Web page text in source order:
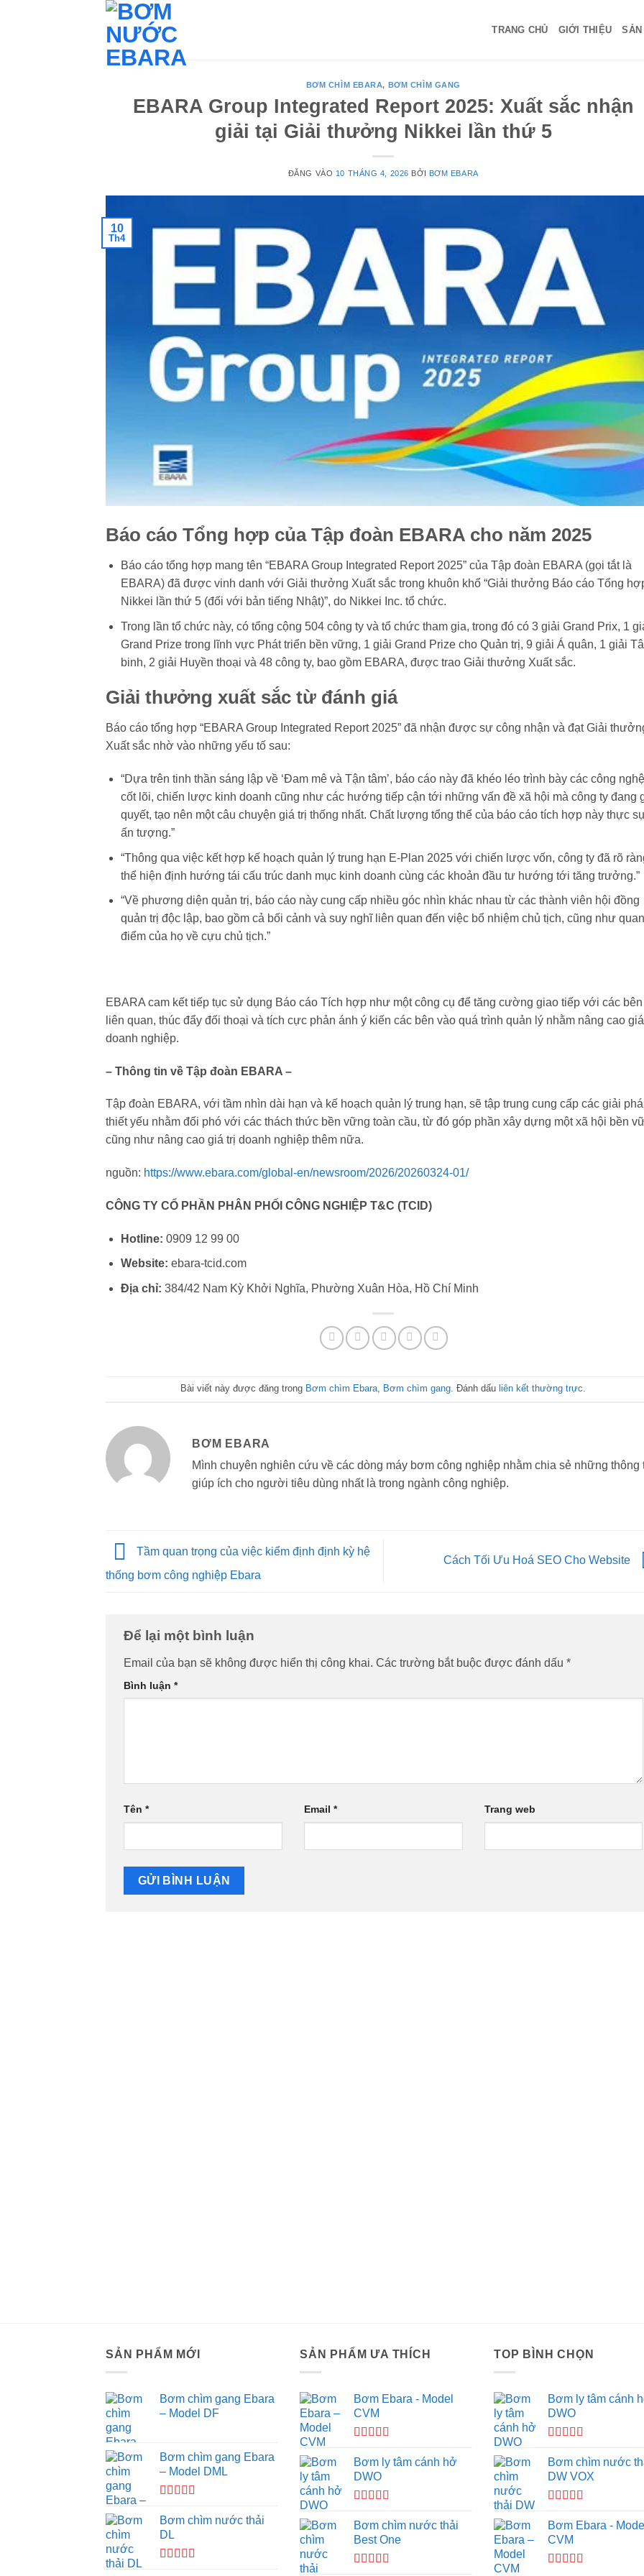
TRANG CHỦ GIỚI THIỆU SẢN
BƠM CHÌM EBARA, BƠM CHÌM GANG
EBARA Group Integrated Report 2025: Xuất sắc nhận
giải tại Giải thưởng Nikkei lần thứ 5
ĐĂNG VÀO 10 THÁNG 4, 2026 BỞI BƠM EBARA
10
Th4
Báo cáo Tổng hợp của Tập đoàn EBARA cho năm 2025
Báo cáo tổng hợp mang tên “EBARA Group Integrated Report 2025” của Tập đoàn EBARA (gọi tắt là
EBARA) đã được vinh danh với Giải thưởng Xuất sắc trong khuôn khổ “Giải thưởng Báo cáo Tổng
Nikkei lần thứ 5 (đối với bản tiếng Nhật)”, do Nikkei Inc. tổ chức.
Trong lần tổ chức này, có tổng cộng 504 công ty và tổ chức tham gia, trong đó có 3 giải Grand Prix, 1
Grand Prize trong lĩnh vực Phát triển bền vững, 1 giải Grand Prize cho Quản trị, 9 giải Á quân, 1 giải
binh, 2 giải Huyền thoại và 48 công ty, bao gồm EBARA, được trao Giải thưởng Xuất sắc.
Giải thưởng xuất sắc từ đánh giá
Báo cáo tổng hợp “EBARA Group Integrated Report 2025” đã nhận được sự công nhận và đạt Giải
Xuất sắc nhờ vào những yếu tố sau:
“Dựa trên tinh thần sáng lập về ‘Đam mê và Tận tâm’, báo cáo này đã khéo léo trình bày các công nghệ
cốt lõi, chiến lược kinh doanh cũng như các hướng tiếp cận tới những vấn đề xã hội mà công ty đang
quyết, tạo nên một câu chuyện giá trị thống nhất. Chất lượng tổng thể của báo cáo tích hợp này thực
ấn tượng.”
“Thông qua việc kết hợp kế hoạch quản lý trung hạn E-Plan 2025 với chiến lược vốn, công ty đã rõ
thể hiện định hướng tái cấu trúc danh mục kinh doanh cùng các khoản đầu tư hướng tới tăng trưởng.”
“Về phương diện quản trị, báo cáo này cung cấp nhiều góc nhìn khác nhau từ các thành viên hội đồng
quản trị độc lập, bao gồm cả bối cảnh và suy nghĩ liên quan đến việc bổ nhiệm chủ tịch, cũng như quan
điểm của họ về cựu chủ tịch.”
EBARA cam kết tiếp tục sử dụng Báo cáo Tích hợp như một công cụ để tăng cường giao tiếp với các bên
liên quan, thúc đẩy đối thoại và tích cực phản ánh ý kiến các bên vào quá trình quản lý nhằm nâng cao
doanh nghiệp.
– Thông tin về Tập đoàn EBARA –
Tập đoàn EBARA, với tầm nhìn dài hạn và kế hoạch quản lý trung hạn, sẽ tập trung cung cấp các giải
thiết yếu nhằm đối phó với các thách thức bền vững toàn cầu, từ đó góp phần xây dựng một xã hội bền
cũng như nâng cao giá trị doanh nghiệp thêm nữa.
nguồn: https://www.ebara.com/global-en/newsroom/2026/20260324-01/
CÔNG TY CỔ PHẦN PHÂN PHỐI CÔNG NGHIỆP T&C (TCID)
Hotline: 0909 12 99 00
Website: ebara-tcid.com
Địa chỉ: 384/42 Nam Kỳ Khởi Nghĩa, Phường Xuân Hòa, Hồ Chí Minh
Bài viết này được đăng trong Bơm chìm Ebara, Bơm chìm gang. Đánh dấu liên kết thường trực.
BƠM EBARA
Mình chuyên nghiên cứu về các dòng máy bơm công nghiệp nhằm chia sẻ những thông
giúp ích cho người tiêu dùng nhất là trong ngành công nghiệp.
Tầm quan trọng của việc kiểm định định kỳ hệ
thống bơm công nghiệp Ebara
Cách Tối Ưu Hoá SEO Cho Website
Để lại một bình luận
Email của bạn sẽ không được hiển thị công khai. Các trường bắt buộc được đánh dấu *
Bình luận *
Tên * Email * Trang web
SẢN PHẨM MỚI
Bơm chìm gang Ebara
– Model DF
Bơm chìm gang Ebara
– Model DML
xếp hạng
3.67
sao
Bơm chìm nước thải
DL
SẢN PHẨM ƯA THÍCH
Bơm Ebara - Model
CVM
hạng 4.33
5 sao
Bơm ly tâm cánh hở
DWO
hạng 5.005
sao
Bơm chìm nước thải
Best One
TOP BÌNH CHỌN
Bơm ly tâm cánh
DWO
hạng 5.005
sao
Bơm chìm nước
DW VOX
hạng 4.50
5 sao
Bơm Ebara - Model
CVM